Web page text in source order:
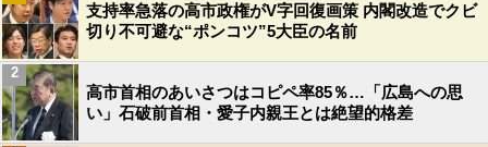
支持率急落の高市政権がV字回復画策 内閣改造でクビ
切り不可避な“ポンコツ”5大臣の名前
高市首相のあいさつはコピペ率85％…「広島への思
い」石破前首相・愛子内親王とは絶望的格差
2